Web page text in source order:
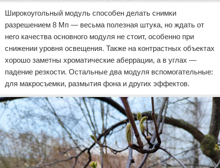
Широкоугольный модуль способен делать снимки
разрешением 8 Мп — весьма полезная штука, но ждать от
него качества основного модуля не стоит, особенно при
снижении уровня освещения. Также на контрастных объектах
хорошо заметны хроматические аберрации, а в углах —
падение резкости. Остальные два модуля вспомогательные:
для макросъемки, размытия фона и других эффектов.